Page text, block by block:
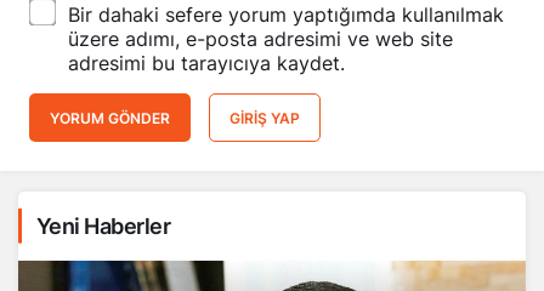
Bir dahaki sefere yorum yaptığımda kullanılmak
üzere adımı, e-posta adresimi ve web site
adresimi bu tarayıcıya kaydet.
YORUM GÖNDER GIRIŞ YAP
Yeni Haberler